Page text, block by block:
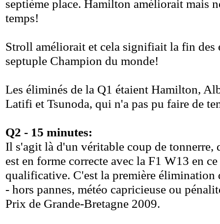
septième place. Hamilton améliorait mais
temps!
Stroll améliorait et cela signifiait la fin des
septuple Champion du monde!
Les éliminés de la Q1 étaient Hamilton,
Latifi et Tsunoda, qui n'a pas pu faire de
Q2 - 15 minutes:
Il s'agit là d'un véritable coup de tonnerre,
est en forme correcte avec la F1 W13 en
qualificative. C'est la première élimination
- hors pannes, météo capricieuse ou
Prix de Grande-Bretagne 2009.